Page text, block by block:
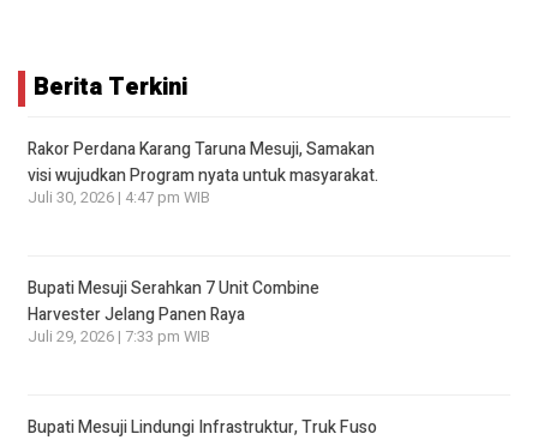
Berita Terkini
Rakor Perdana Karang Taruna Mesuji, Samakan
visi wujudkan Program nyata untuk masyarakat.
Juli 30, 2026 | 4:47 pm WIB
Bupati Mesuji Serahkan 7 Unit Combine
Harvester Jelang Panen Raya
Juli 29, 2026 | 7:33 pm WIB
Bupati Mesuji Lindungi Infrastruktur, Truk Fuso